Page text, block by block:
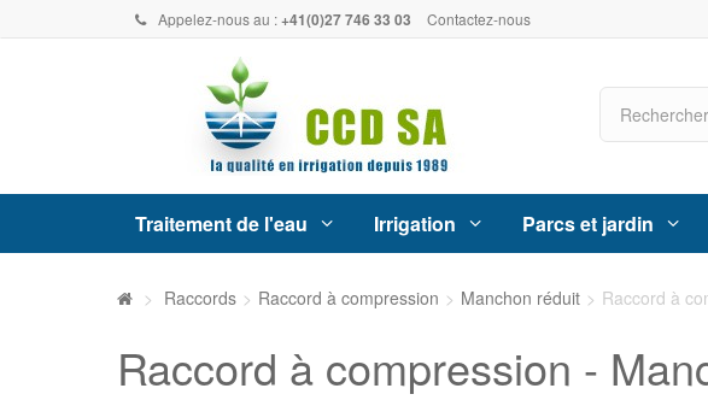
Appelez-nous au :+41(0)27 746 33 03 Contactez-nous
Traitement de l'eau Irrigation Parcs et jardin
> Raccords > Raccord à compression > Manchon réduit > Raccord à
Raccord à compression -